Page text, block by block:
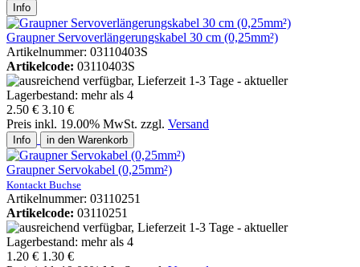
Info
Graupner Servoverlängerungskabel 30 cm (0,25mm²)
Artikelnummer: 03110403S
Artikelcode: 03110403S
2.50 € 3.10 €
Preis inkl. 19.00% MwSt. zzgl. Versand
Info in den Warenkorb
Graupner Servokabel (0,25mm²)
Kontackt Buchse
Artikelnummer: 03110251
Artikelcode: 03110251
1.20 € 1.30 €